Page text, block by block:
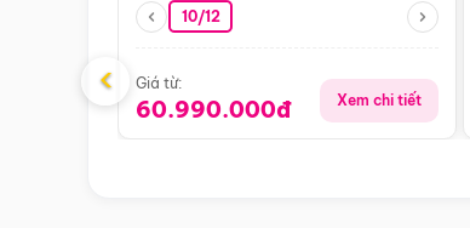
10/12
Giá từ:
60.990.000đ Xem chi tiết
‹